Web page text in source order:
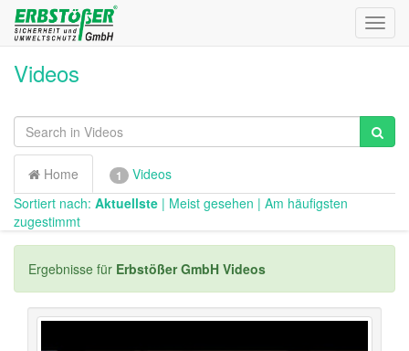
Videos
Home 1
Videos
Sortiert nach: Aktuellste | Meist gesehen | Am häufigsten
zugestimmt
Ergebnisse für Erbstößer GmbH Videos